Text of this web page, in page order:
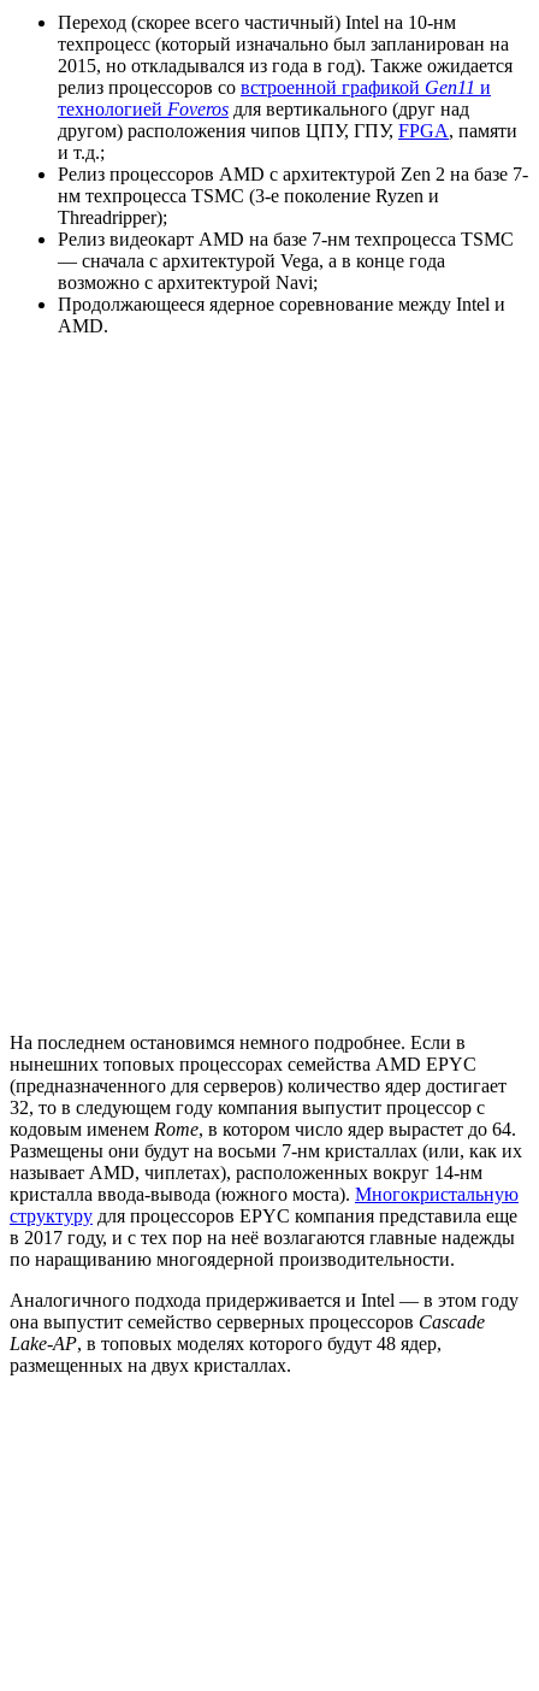
Переход (скорее всего частичный) Intel на 10-нм
техпроцесс (который изначально был запланирован на
2015, но откладывался из года в год). Также ожидается
релиз процессоров со встроенной графикой Gen11 и
технологией Foveros для вертикального (друг над
другом) расположения чипов ЦПУ, ГПУ, FPGA, памяти
и т.д.;
Релиз процессоров AMD с архитектурой Zen 2 на базе 7-
нм техпроцесса TSMC (3-е поколение Ryzen и
Threadripper);
Релиз видеокарт AMD на базе 7-нм техпроцесса TSMC
— сначала с архитектурой Vega, а в конце года
возможно с архитектурой Navi;
Продолжающееся ядерное соревнование между Intel и
AMD.
На последнем остановимся немного подробнее. Если в
нынешних топовых процессорах семейства AMD EPYC
(предназначенного для серверов) количество ядер достигает
32, то в следующем году компания выпустит процессор с
кодовым именем Rome, в котором число ядер вырастет до 64.
Размещены они будут на восьми 7-нм кристаллах (или, как их
называет AMD, чиплетах), расположенных вокруг 14-нм
кристалла ввода-вывода (южного моста). Многокристальную
структуру для процессоров EPYC компания представила еще
в 2017 году, и с тех пор на неё возлагаются главные надежды
по наращиванию многоядерной производительности.
Аналогичного подхода придерживается и Intel — в этом году
она выпустит семейство серверных процессоров Cascade
Lake-AP, в топовых моделях которого будут 48 ядер,
размещенных на двух кристаллах.